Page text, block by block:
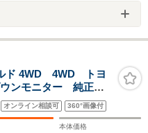
ド 4WD 4WD トヨ
ンモニター 純正デ
フルセグ 両側パワ
レーダークルーズ
オンライン相談可 360°画像付
本体価格